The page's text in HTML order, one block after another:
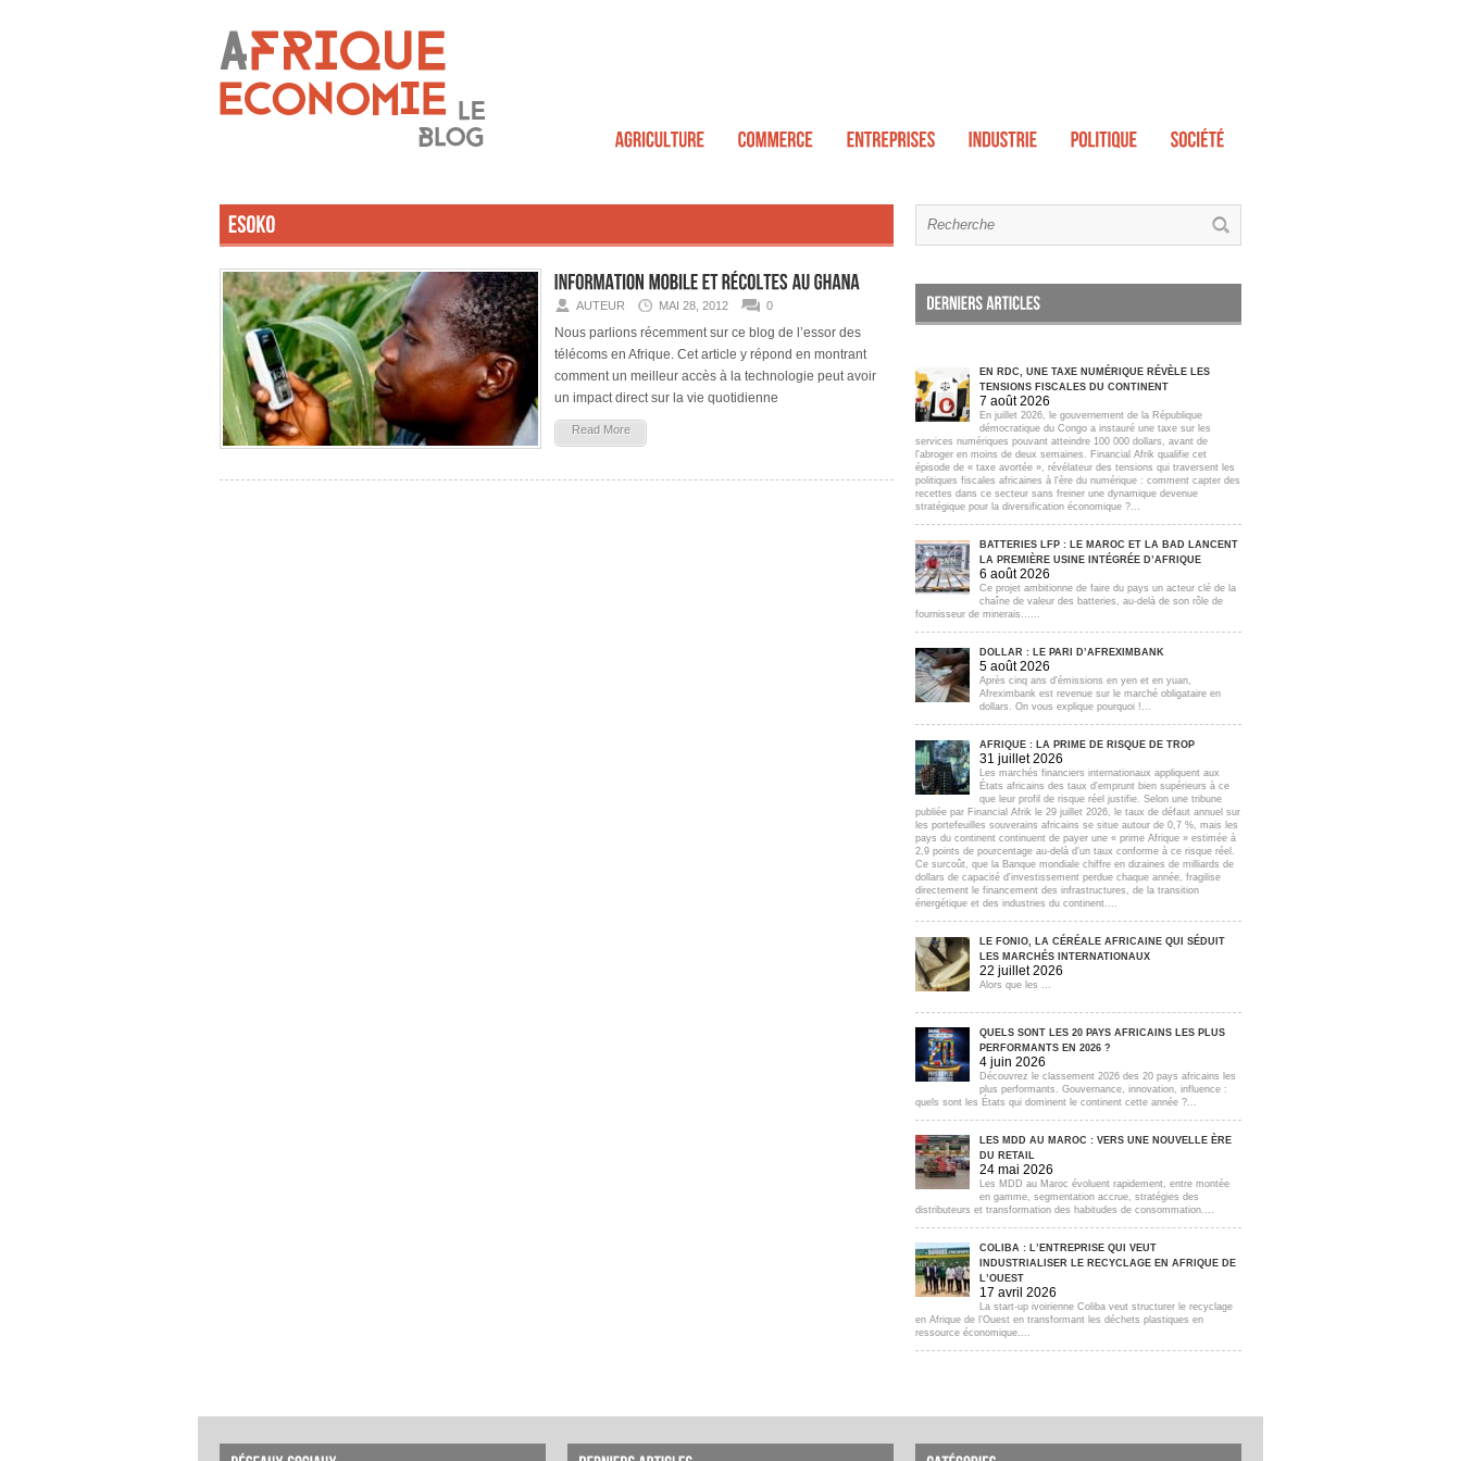
AUTEUR MAI 28, 2012 0
Nous parlions récemment sur ce blog de l’essor des
télécoms en Afrique. Cet article y répond en montrant
comment un meilleur accès à la technologie peut avoir
un impact direct sur la vie quotidienne
Read More
EN RDC, UNE TAXE NUMÉRIQUE RÉVÈLE LES
TENSIONS FISCALES DU CONTINENT
7 août 2026
En juillet 2026, le gouvernement de la République
démocratique du Congo a instauré une taxe sur les
services numériques pouvant atteindre 100 000 dollars, avant de
l'abroger en moins de deux semaines. Financial Afrik qualifie cet
épisode de « taxe avortée », révélateur des tensions qui traversent les
politiques fiscales africaines à l'ère du numérique : comment capter des
recettes dans ce secteur sans freiner une dynamique devenue
stratégique pour la diversification économique ?...
BATTERIES LFP : LE MAROC ET LA BAD LANCENT
LA PREMIÈRE USINE INTÉGRÉE D’AFRIQUE
6 août 2026
Ce projet ambitionne de faire du pays un acteur clé de la
chaîne de valeur des batteries, au-delà de son rôle de
fournisseur de minerais......
DOLLAR : LE PARI D’AFREXIMBANK
5 août 2026
Après cinq ans d'émissions en yen et en yuan,
Afreximbank est revenue sur le marché obligataire en
dollars. On vous explique pourquoi !...
AFRIQUE : LA PRIME DE RISQUE DE TROP
31 juillet 2026
Les marchés financiers internationaux appliquent aux
États africains des taux d'emprunt bien supérieurs à ce
que leur profil de risque réel justifie. Selon une tribune
publiée par Financial Afrik le 29 juillet 2026, le taux de défaut annuel sur
les portefeuilles souverains africains se situe autour de 0,7 %, mais les
pays du continent continuent de payer une « prime Afrique » estimée à
2,9 points de pourcentage au-delà d'un taux conforme à ce risque réel.
Ce surcoût, que la Banque mondiale chiffre en dizaines de milliards de
dollars de capacité d'investissement perdue chaque année, fragilise
directement le financement des infrastructures, de la transition
énergétique et des industries du continent....
LE FONIO, LA CÉRÉALE AFRICAINE QUI SÉDUIT
LES MARCHÉS INTERNATIONAUX
22 juillet 2026
Alors que les ...
QUELS SONT LES 20 PAYS AFRICAINS LES PLUS
PERFORMANTS EN 2026 ?
4 juin 2026
Découvrez le classement 2026 des 20 pays africains les
plus performants. Gouvernance, innovation, influence :
quels sont les États qui dominent le continent cette année ?...
LES MDD AU MAROC : VERS UNE NOUVELLE ÈRE
DU RETAIL
24 mai 2026
Les MDD au Maroc évoluent rapidement, entre montée
en gamme, segmentation accrue, stratégies des
distributeurs et transformation des habitudes de consommation....
COLIBA : L’ENTREPRISE QUI VEUT
INDUSTRIALISER LE RECYCLAGE EN AFRIQUE DE
L’OUEST
17 avril 2026
La start-up ivoirienne Coliba veut structurer le recyclage
en Afrique de l’Ouest en transformant les déchets plastiques en
ressource économique....